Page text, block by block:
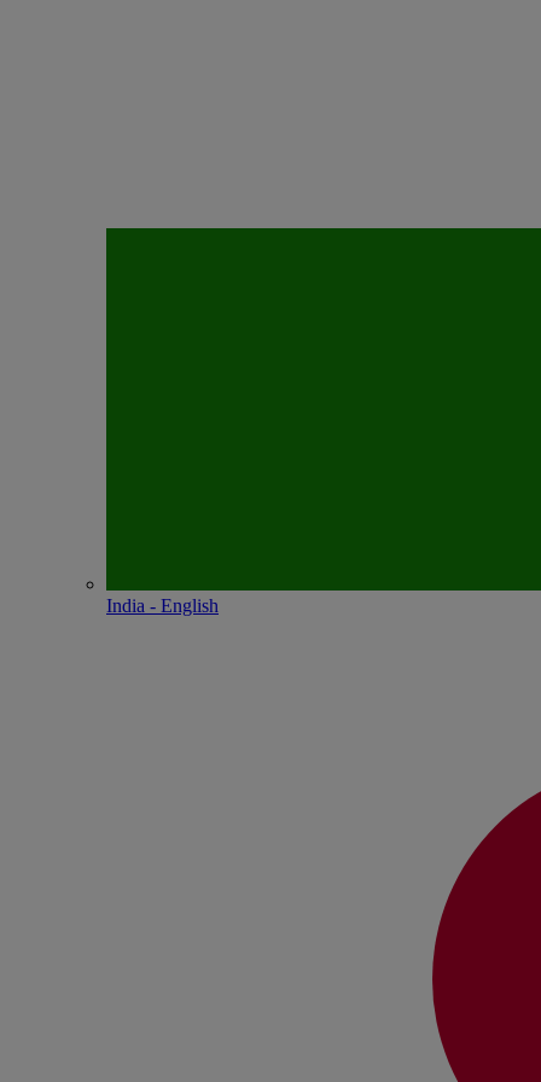
India - English